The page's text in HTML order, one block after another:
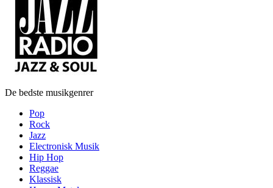
De bedste musikgenrer
Pop
Rock
Jazz
Electronisk Musik
Hip Hop
Reggae
Klassisk